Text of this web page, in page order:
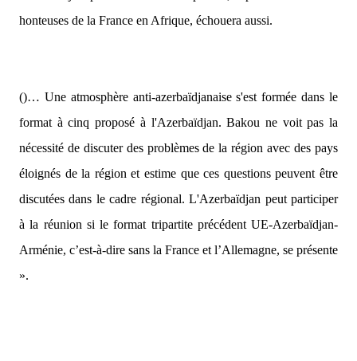
honteuses de la France en Afrique, échouera aussi.
()… Une atmosphère anti-azerbaïdjanaise s'est formée dans le
format à cinq proposé à l'Azerbaïdjan. Bakou ne voit pas la
nécessité de discuter des problèmes de la région avec des pays
éloignés de la région et estime que ces questions peuvent être
discutées dans le cadre régional. L'Azerbaïdjan peut participer
à la réunion si le format tripartite précédent UE-Azerbaïdjan-
Arménie, c’est-à-dire sans la France et l’Allemagne, se présente
».